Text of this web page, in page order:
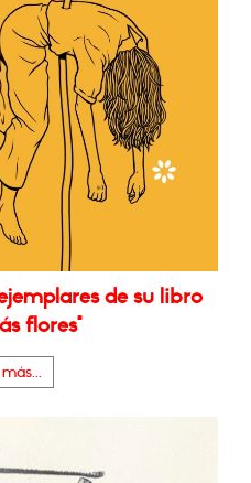
de su libro
flores"